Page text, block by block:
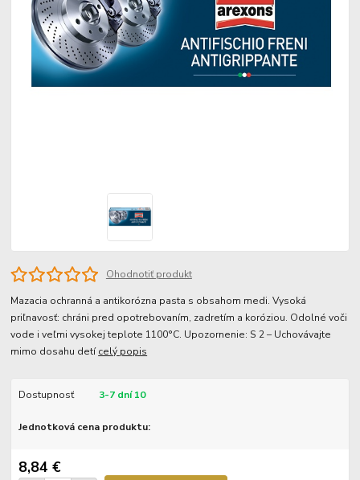
Ohodnotiť produkt
Mazacia ochranná a antikorózna pasta s obsahom medi. Vysoká
priľnavosť: chráni pred opotrebovaním, zadretím a koróziou. Odolné voči
vode i veľmi vysokej teplote 1100°C. Upozornenie: S 2 – Uchovávajte
mimo dosahu detícelý popis
Dostupnosť 3-7 dní 10
Jednotková cena produktu:
8,84 €